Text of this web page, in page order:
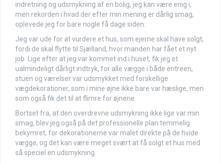
indretning og udsmykning af en bolig, jeg kan være enig i,
men rekorden i hvad der efter min mening er dårlig smag,
oplevede jeg for bare nogle få dage siden.
Jeg var ude for at vurdere et hus, som ejerne skal have solgt,
fordi de skal flytte til Sjælland, hvor manden har fået et nyt
job. Lige efter at jeg var kommet ind i huset, fik jeg et
ualmindeligt dårligt indtryk, for alle vægge i både entreen,
stuen og værelser var udsmykket med forskellige
vægdekorationer, som i mine øjne ikke bare var hæslige, men
som også fik det til at flimre for øjnene.
Bortset fra, at den overdrevne udsmykning ikke lige var min
smag, blev jeg også på det professionelle plan temmelig
bekymret, for dekorationerne var malet direkte på de hvide
vægge, og det kan være meget svært at få solgt et hus med
så speciel en udsmykning.